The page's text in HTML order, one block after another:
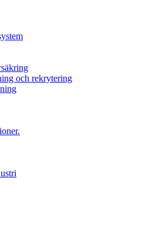
och rekrytering